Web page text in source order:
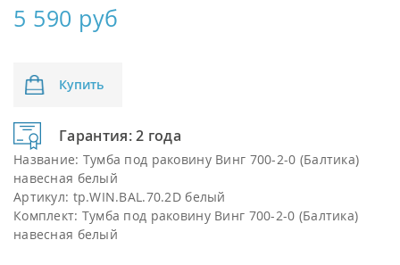
5 590 руб
Купить
Гарантия: 2 года
Название: Тумба под раковину Винг 700-2-0 (Балтика)
навесная белый
Артикул: tp.WIN.BAL.70.2D белый
Комплект: Тумба под раковину Винг 700-2-0 (Балтика)
навесная белый